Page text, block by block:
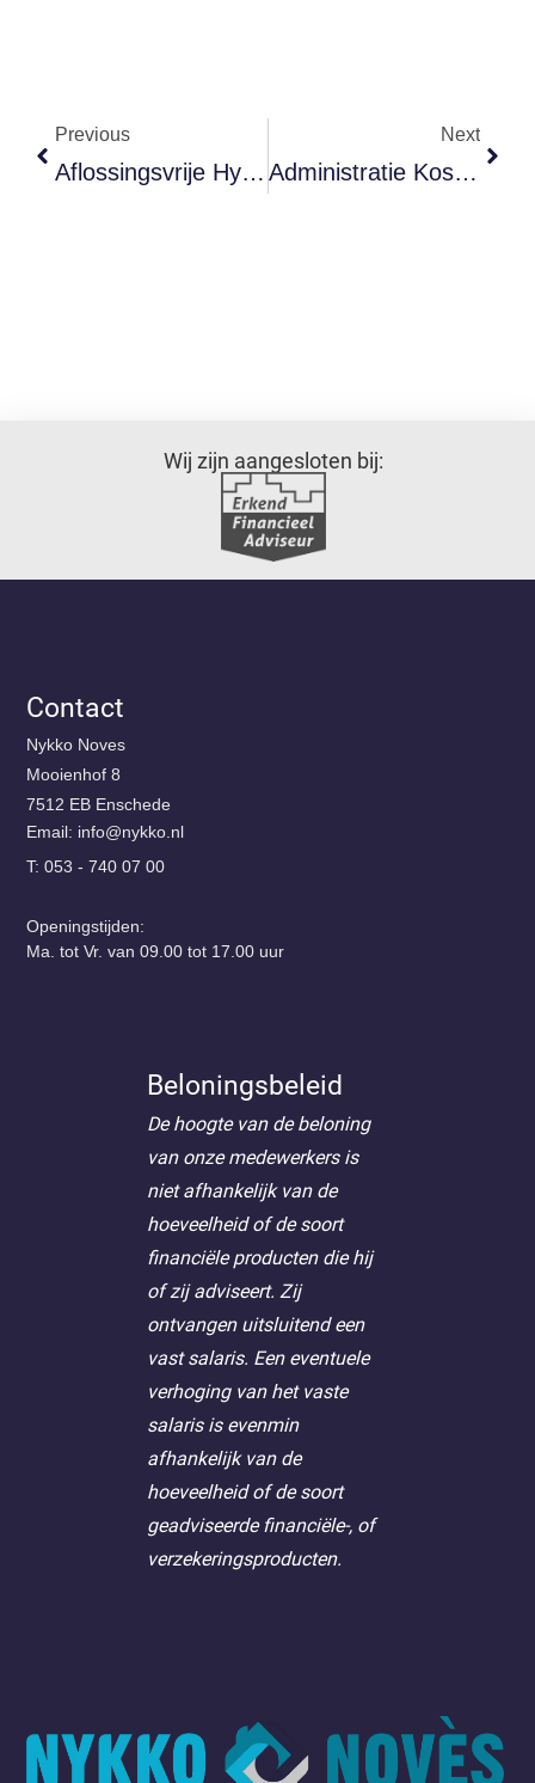
Previous
Aflossingsvrije Hypotheek Straks Flink Lager, Wat Betekent Dit Voor Jou?
Next
Administratie Kost Je Als Ondernemer Vaak 8 Uur Per Week, Zo Pak Je Tijd Terug
Wij zijn aangesloten bij:
Beloningsbeleid
De hoogte van de beloning
van onze medewerkers is
niet afhankelijk van de
hoeveelheid of de soort
financiële producten die hij
of zij adviseert. Zij
ontvangen uitsluitend een
vast salaris. Een eventuele
verhoging van het vaste
salaris is evenmin
afhankelijk van de
hoeveelheid of de soort
geadviseerde financiële-, of
verzekeringsproducten.
Contact
Nykko Noves
Mooienhof 8
7512 EB Enschede
Email:
ln.okkyn
@ofni
T: 053 - 740 07 00
Openingstijden:
Ma. tot Vr. van 09.00 tot 17.00 uur